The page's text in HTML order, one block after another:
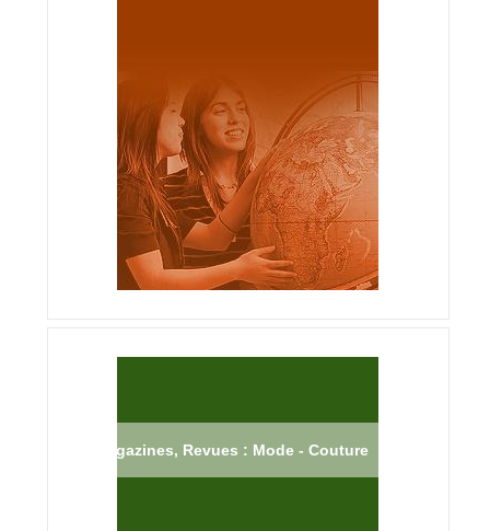
Magazines, Revues : Mode - Couture